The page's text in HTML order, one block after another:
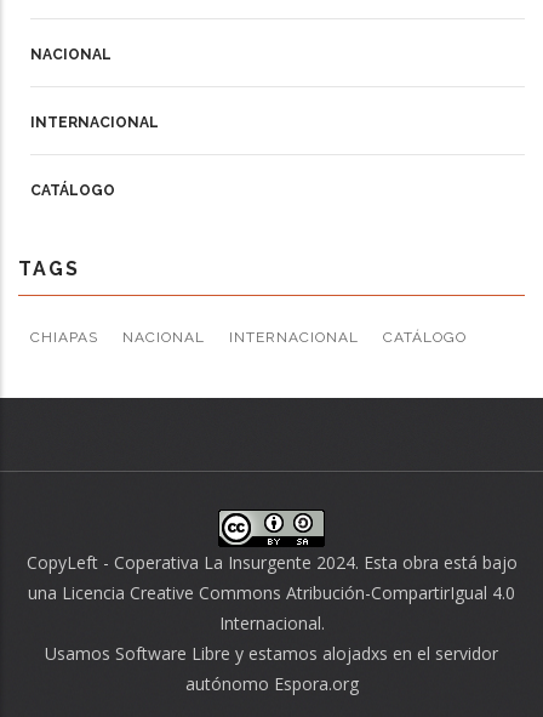
NACIONAL
INTERNACIONAL
CATÁLOGO
TAGS
CHIAPAS NACIONAL INTERNACIONAL CATÁLOGO
CopyLeft - Coperativa La Insurgente 2024. Esta obra está bajo
una Licencia Creative Commons Atribución-CompartirIgual 4.0
Internacional.
Usamos Software Libre y estamos alojadxs en el servidor
autónomo Espora.org